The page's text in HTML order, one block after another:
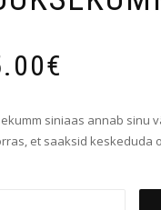
€
siniaas annab sinu
et saaksid keskeduda